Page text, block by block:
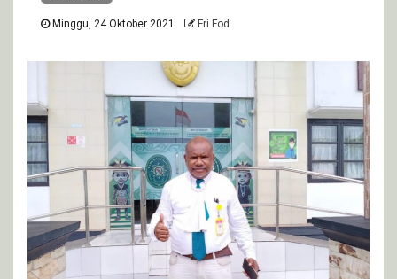
Minggu, 24 Oktober 2021 Fri Fod